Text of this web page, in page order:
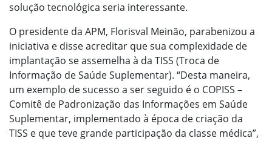
solução tecnológica seria interessante.
O presidente da APM, Florisval Meinão, parabenizou a
iniciativa e disse acreditar que sua complexidade de
implantação se assemelha à da TISS (Troca de
Informação de Saúde Suplementar). “Desta maneira,
um exemplo de sucesso a ser seguido é o COPISS –
Comitê de Padronização das Informações em Saúde
Suplementar, implementado à época de criação da
TISS e que teve grande participação da classe médica”,